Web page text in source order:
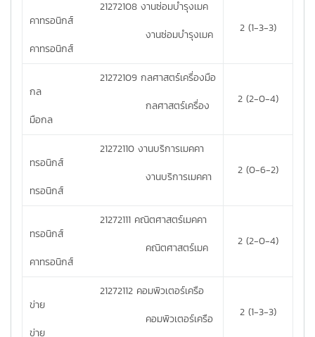
21272108 งานซ่อมบำรุงเมค
คาทรอนิกส์
งานซ่อมบำรุงเมค
คาทรอนิกส์
2 (1-3-3)
21272109 กลศาสตร์เครื่องมือ
กล
กลศาสตร์เครื่อง
มือกล
2 (2-0-4)
21272110 งานบริการเมคคา
ทรอนิกส์
งานบริการเมคคา
ทรอนิกส์
2 (0-6-2)
21272111 คณิตศาสตร์เมคคา
ทรอนิกส์
คณิตศาสตร์เมค
คาทรอนิกส์
2 (2-0-4)
21272112 คอมพิวเตอร์เครือ
ข่าย
คอมพิวเตอร์เครือ
ข่าย
2 (1-3-3)